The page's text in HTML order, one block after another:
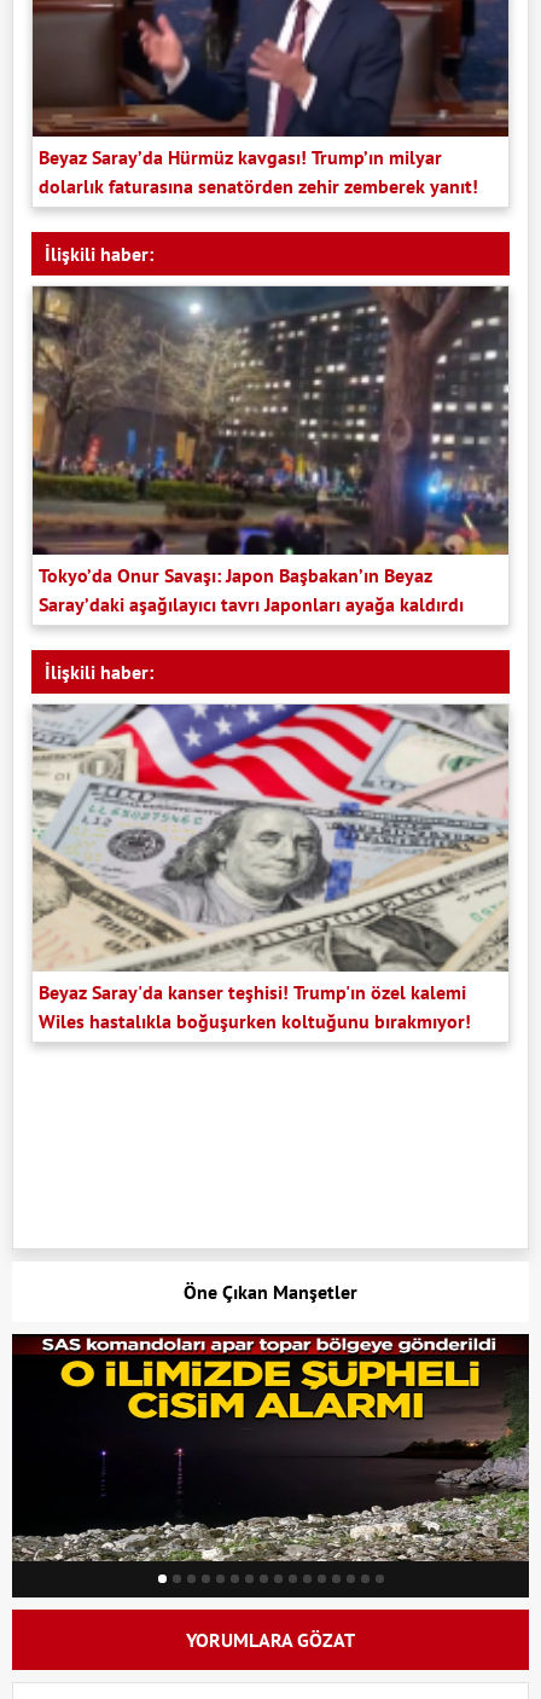
Beyaz Saray’da Hürmüz kavgası! Trump’ın milyar
dolarlık faturasına senatörden zehir zemberek yanıt!
İlişkili haber:
Tokyo’da Onur Savaşı: Japon Başbakan’ın Beyaz
Saray’daki aşağılayıcı tavrı Japonları ayağa kaldırdı
İlişkili haber:
Beyaz Saray'da kanser teşhisi! Trump'ın özel kalemi
Wiles hastalıkla boğuşurken koltuğunu bırakmıyor!
Öne Çıkan Manşetler
YORUMLARA GÖZAT